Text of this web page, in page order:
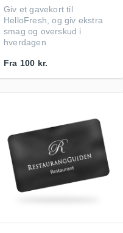
Giv et gavekort til
HelloFresh, og giv ekstra
smag og overskud i
hverdagen
Fra 100 kr.